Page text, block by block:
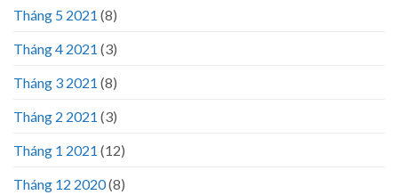
Tháng 5 2021 (8)
Tháng 4 2021 (3)
Tháng 3 2021 (8)
Tháng 2 2021 (3)
Tháng 1 2021 (12)
Tháng 12 2020(8)